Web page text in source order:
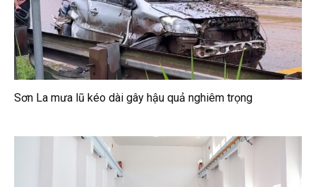
Sơn La mưa lũ kéo dài gây hậu quả nghiêm trọng